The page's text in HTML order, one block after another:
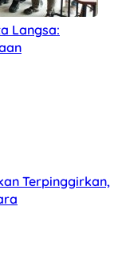
Langsa:
Terpinggirkan,